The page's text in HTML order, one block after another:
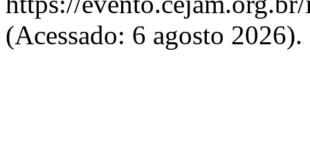
(Acessado: 6 agosto 2026).